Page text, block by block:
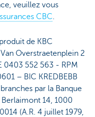
veuillez vous
CBC.
de KBC
Overstraetenplein 2
0403 552 563 - RPM
– BIC KREDBEBB
par la Banque
14, 1000
(A.R. 4 juillet 1979,